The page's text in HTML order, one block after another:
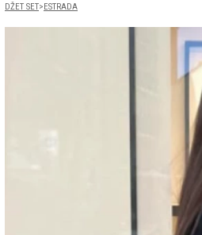
DŽET SET ESTRADA